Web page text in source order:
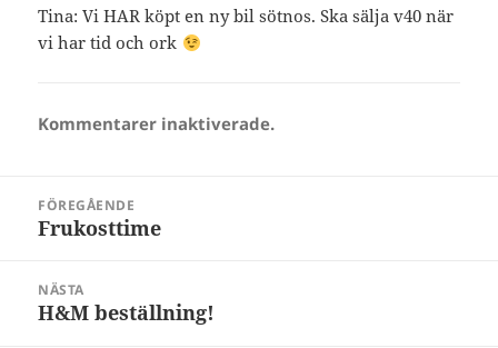
Tina: Vi HAR köpt en ny bil sötnos. Ska sälja v40 när
vi har tid och ork
Kommentarer inaktiverade.
FÖREGÅENDE
Föregående
Frukosttime
NÄSTA
Nästa
H&M beställning!